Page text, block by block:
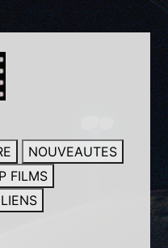
NOUVEAUTES
FILMS
LIENS